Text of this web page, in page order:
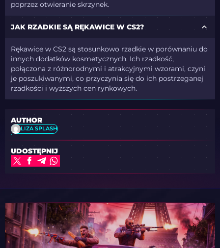
poprzez otwieranie skrzynek.
JAK RZADKIE SĄ RĘKAWICE W CS2?
Rękawice w CS2 są stosunkowo rzadkie w porównaniu do
innych dodatków kosmetycznych. Ich rzadkość,
połączona z różnorodnymi i atrakcyjnymi wzorami, czyni
je poszukiwanymi, co przyczynia się do ich postrzeganej
rzadkości i wyższych cen rynkowych.
AUTHOR
LIZA SPLASH
UDOSTĘPNIJ